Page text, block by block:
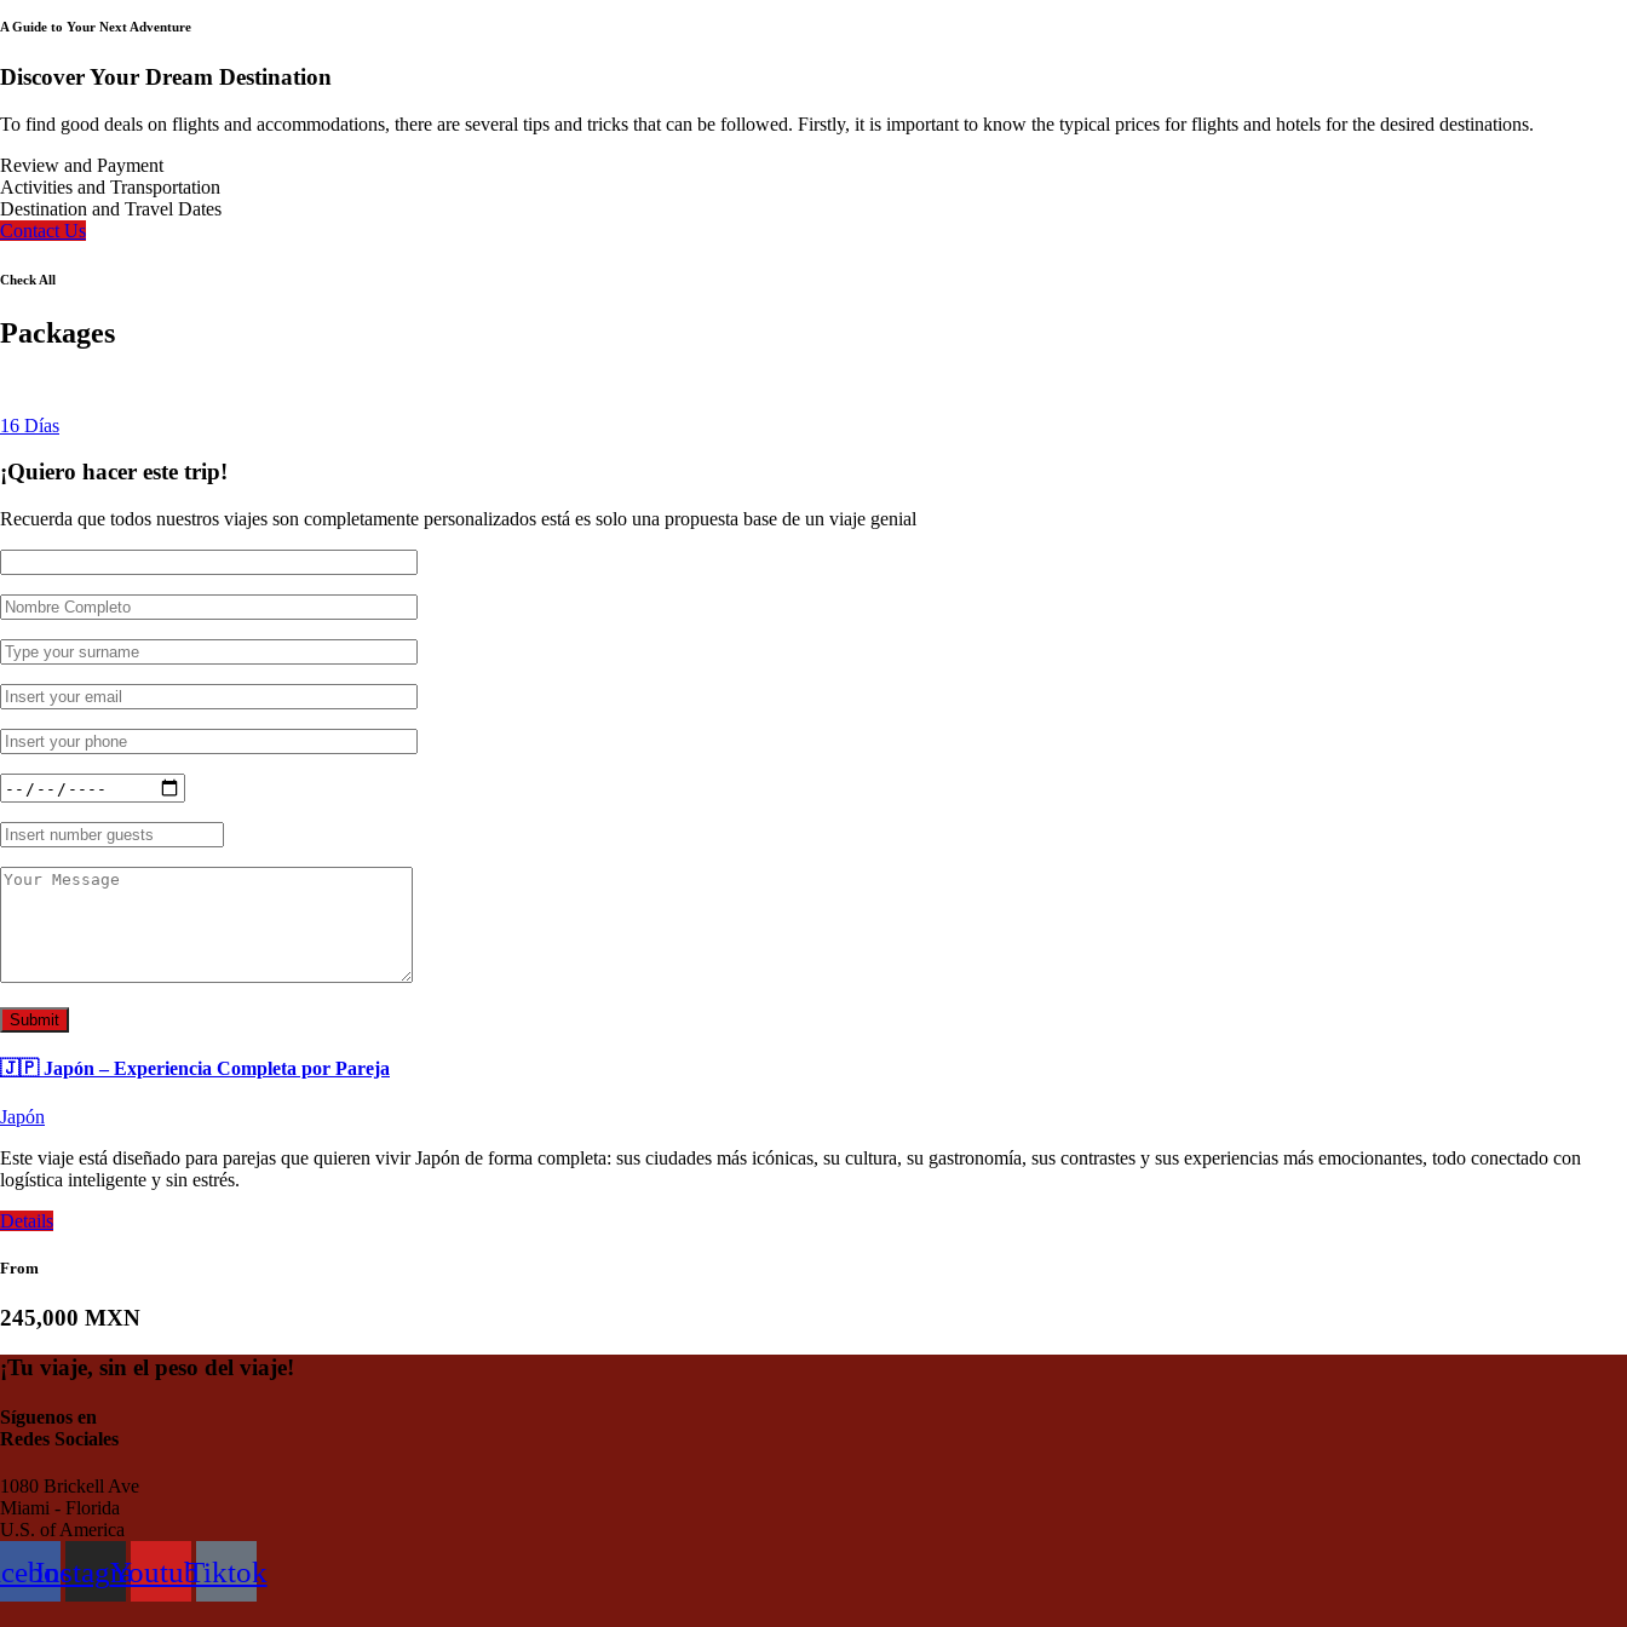
A Guide to Your Next Adventure
Discover Your Dream Destination
To find good deals on flights and accommodations, there are several tips and tricks that can be followed. Firstly, it is important to know the typical prices for flights and hotels for the desired destinations.
Review and Payment
Activities and Transportation
Destination and Travel Dates
Contact Us
Check All
Packages
16 Días
¡Quiero hacer este trip!
Recuerda que todos nuestros viajes son completamente personalizados está es solo una propuesta base de un viaje genial
🇯🇵 Japón – Experiencia Completa por Pareja
Japón
Este viaje está diseñado para parejas que quieren vivir Japón de forma completa: sus ciudades más icónicas, su cultura, su gastronomía, sus contrastes y sus experiencias más emocionantes, todo conectado con
logística inteligente y sin estrés.
Details
From
245,000 MXN
¡Tu viaje, sin el peso del viaje!
Síguenos en
Redes Sociales
1080 Brickell Ave
Miami - Florida
U.S. of America
InstagramYoutubeTiktok